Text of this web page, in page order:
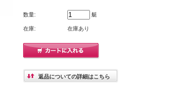
数量: 艇
在庫: 在庫あり
返品についての詳細はこちら